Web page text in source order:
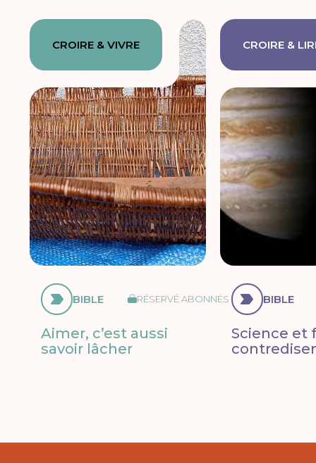
CROIRE & VIVRE
BIBLE RÉSERVÉ ABONNÉS
Aimer, c’est aussi
savoir lâcher
CROIRE &
BIBLE
Science et